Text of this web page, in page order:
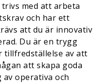
med att arbeta
och har ett
att du är innovativ
Du är en trygg
tillfredställelse av att
att skapa goda
operativa och